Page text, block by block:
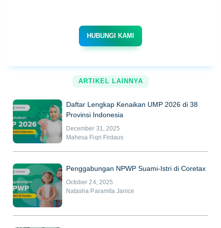
HUBUNGI KAMI
ARTIKEL LAINNYA
Daftar Lengkap Kenaikan UMP 2026 di 38
Provinsi Indonesia
December 31, 2025
Mahesa Fiqri Firdaus
Penggabungan NPWP Suami-Istri di Coretax
October 24, 2025
Natasha Paramita Janice